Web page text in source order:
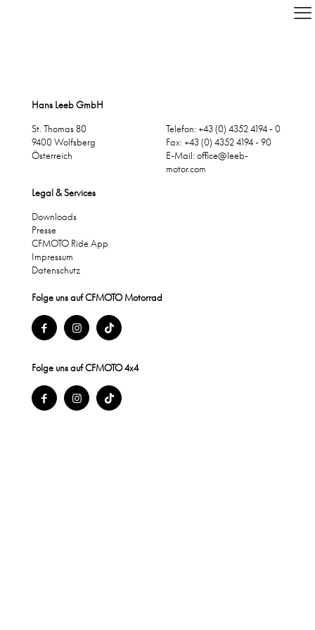
Hans Leeb GmbH
St. Thomas 80
9400 Wolfsberg
Österreich
Telefon: +43 (0) 4352 4194 - 0
Fax: +43 (0) 4352 4194 - 90
E-Mail:office@leeb-
motor.com
Legal & Services
Downloads
Presse
CFMOTO Ride App
Impressum
Datenschutz
Folge uns auf CFMOTO Motorrad
Folge uns auf CFMOTO 4x4